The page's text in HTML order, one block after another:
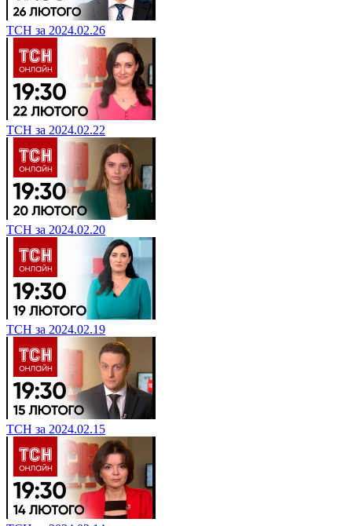
ТСН за 2024.02.26
ТСН за 2024.02.22
ТСН за 2024.02.20
ТСН за 2024.02.19
ТСН за 2024.02.15